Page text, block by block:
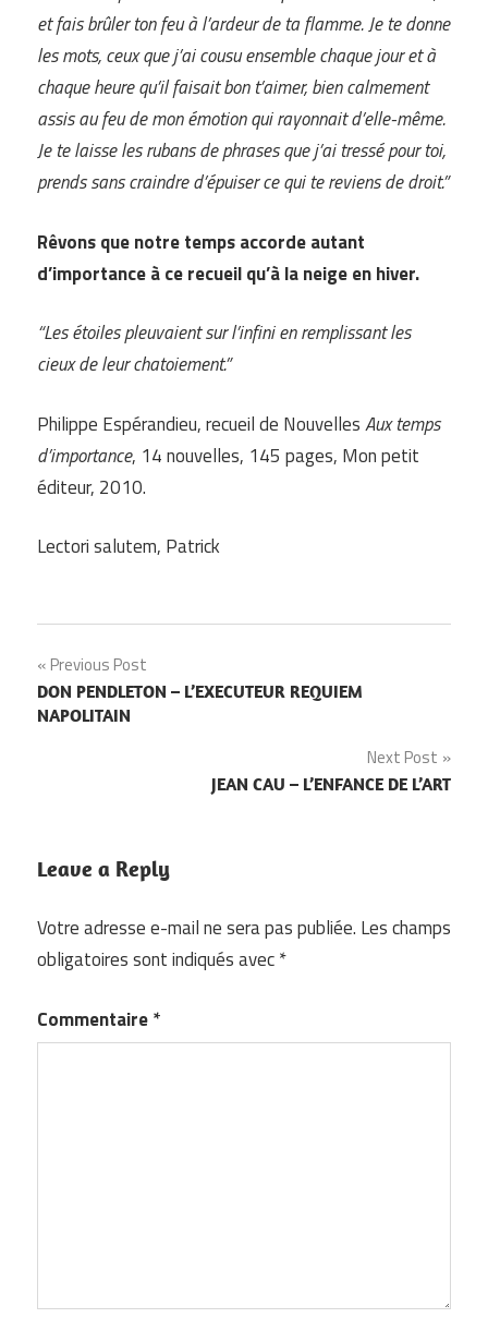
et fais brûler ton feu à l’ardeur de ta flamme. Je te donne
les mots, ceux que j’ai cousu ensemble chaque jour et à
chaque heure qu’il faisait bon t’aimer, bien calmement
assis au feu de mon émotion qui rayonnait d’elle-même.
Je te laisse les rubans de phrases que j’ai tressé pour toi,
prends sans craindre d’épuiser ce qui te reviens de droit.”
Rêvons que notre temps accorde autant
d’importance à ce recueil qu’à la neige en hiver.
“Les étoiles pleuvaient sur l’infini en remplissant les
cieux de leur chatoiement.”
Philippe Espérandieu, recueil de NouvellesAux temps
d’importance, 14 nouvelles, 145 pages, Mon petit
éditeur, 2010.
Lectori salutem, Patrick
Navigation
de
Previous Post
DON PENDLETON – L’EXECUTEUR REQUIEM
NAPOLITAIN
Next Post
JEAN CAU – L’ENFANCE DE L’ART
Leave a Reply
Votre adresse e-mail ne sera pas publiée. Les champs
obligatoires sont indiqués avec*
Commentaire*